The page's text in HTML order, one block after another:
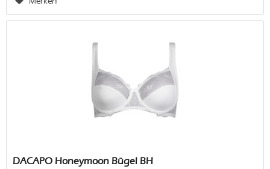
DACAPO Honeymoon Bügel BH